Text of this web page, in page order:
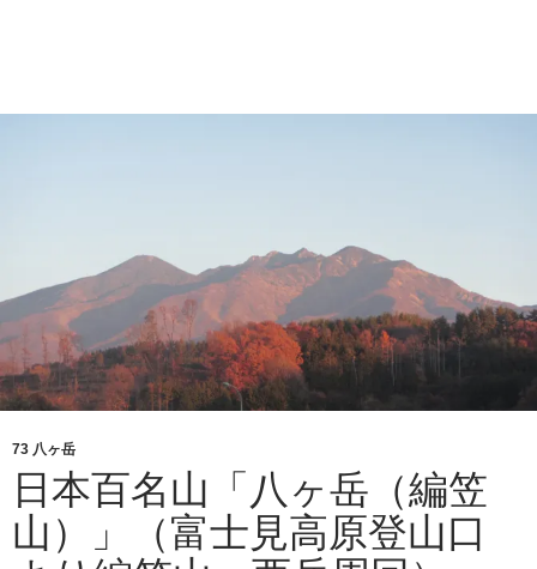
73 八ヶ岳
日本百名山「八ヶ岳（編笠
山）」（富士見高原登山口